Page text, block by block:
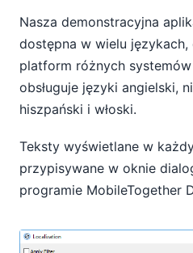
Nasza demonstracyjna
dostępna w wielu
platform różnych
obsługuje języki angielski,
hiszpański i włoski.
Teksty wyświetlane w
przypisywane w oknie
programie MobileTogether